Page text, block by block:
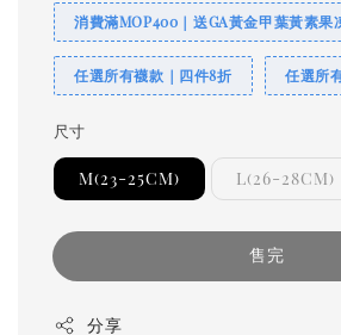
消費滿MOP400｜送GA黃金甲葉黃素果
任選所有襪款｜四件8折 任選所
尺寸
M(23-25CM) L(26-28CM)
售完
分享